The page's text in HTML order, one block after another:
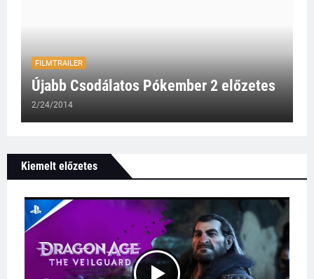
FILMTRAILER
Újabb Csodálatos Pókember 2 előzetes
2/24/2014
Kiemelt előzetes